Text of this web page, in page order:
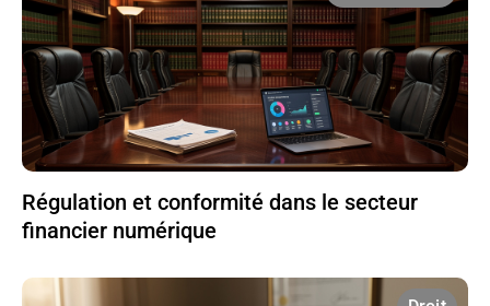
Régulation et conformité dans le secteur
financier numérique